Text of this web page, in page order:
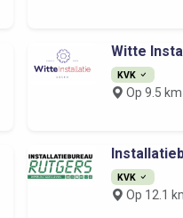
Witte
KVK
Op 9.5
KVK
Op 12.1